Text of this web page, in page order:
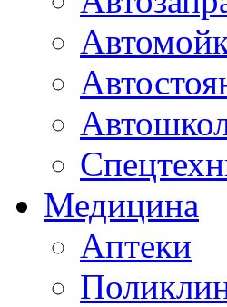
Медицина
Аптеки